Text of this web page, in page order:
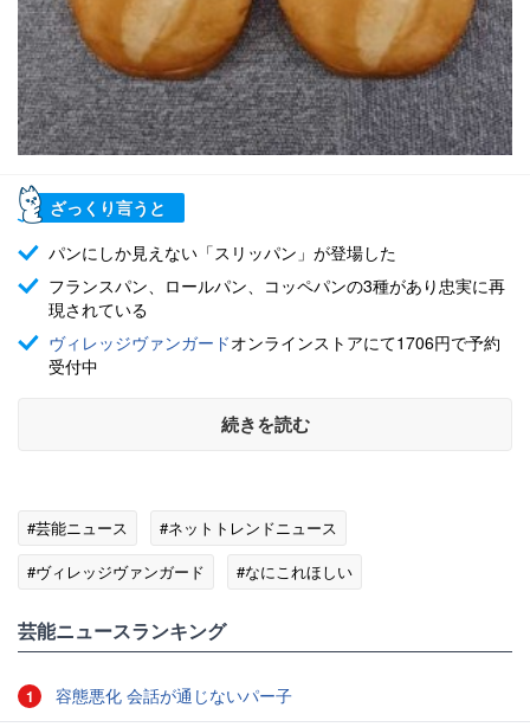
ざっくり言うと
パンにしか見えない「スリッパン」が登場した
フランスパン、ロールパン、コッペパンの3種があり忠実に再
現されている
ヴィレッジヴァンガードオンラインストアにて1706円で予約
受付中
続きを読む
#芸能ニュース
#ネットトレンドニュース
#ヴィレッジヴァンガード
#なにこれほしい
芸能ニュースランキング
1 容態悪化 会話が通じないパー子